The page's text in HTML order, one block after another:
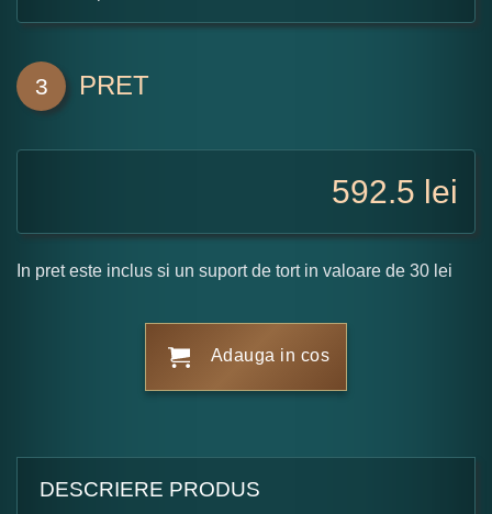
3 PRET
592.5 lei
In pret este inclus si un suport de tort in valoare de 30 lei
Adauga in cos
DESCRIERE PRODUS